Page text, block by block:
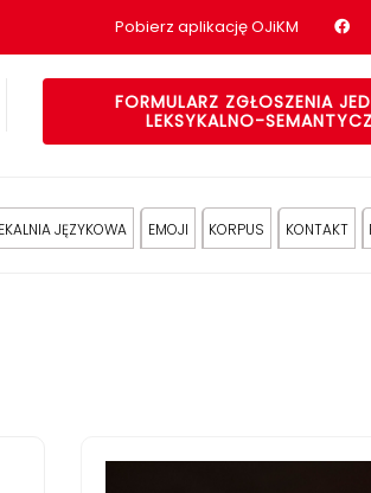
Pobierz aplikację OJiKM
FORMULARZ ZGŁOSZENIA
LEKSYKALNO-
JĘZYKOWA EMOJI KORPUS KONTAKT